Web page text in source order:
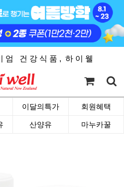
엄 건 강 식 품 , 하 이 웰
이달의특가 회원혜택
산양유 마누카꿀